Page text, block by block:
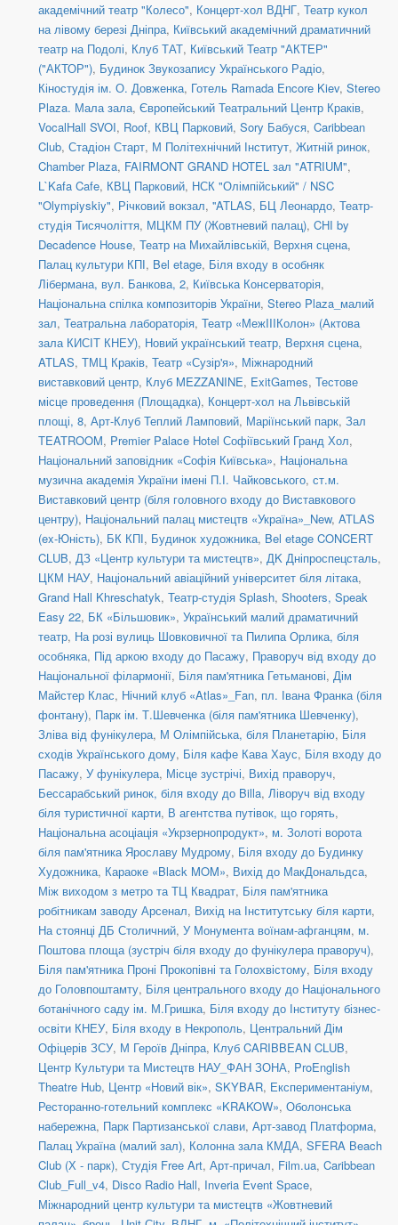
академічний театр "Колесо", Концерт-хол ВДНГ, Театр кукол
на лівому березі Дніпра, Київський академічний драматичний
театр на Подолі, Клуб ТАТ, Київський Театр "АКТЕР"
("АКТОР"), Будинок Звукозапису Українського Радіо,
Кіностудія ім. О. Довженка, Готель Ramada Encore Kiev, Stereo
Plaza. Мала зала, Європейський Театральний Центр Краків,
VocalHall SVOI, Roof, КВЦ Парковий, Sory Бабуся, Caribbean
Club, Стадіон Старт, М Політехнічний Інститут, Житній ринок,
Chamber Plaza, FAIRMONT GRAND HOTEL зал "ATRIUM",
L`Kafa Cafe, КВЦ Парковий, НСК "Олімпійський" / NSC
"Olympiyskiy", Річковий вокзал, ''ATLAS, БЦ Леонардо, Театр-
студія Тисячоліття, МЦКМ ПУ (Жовтневий палац), CHI by
Decadence House, Театр на Михайлівській, Верхня сцена,
Палац культури КПІ, Bel etage, Біля входу в особняк
Лібермана, вул. Банкова, 2, Київська Консерваторія,
Національна спілка композиторів України, Stereo Plaza_малий
зал, Театральна лабораторія, Театр «МежIIIКолон» (Актова
зала КИСІТ КНЕУ), Новий український театр, Верхня сцена,
ATLAS, ТМЦ Краків, Театр «Сузір'я», Міжнародний
виставковий центр, Клуб MEZZANINE, ExitGames, Тестове
місце проведення (Площадка), Концерт-хол на Львівській
площі, 8, Арт-Клуб Теплий Ламповий, Маріїнський парк, Зал
TEATROOM, Premier Palace Hotel Софіївський Гранд Хол,
Національний заповідник «Софія Київська», Національна
музична академія України імені П.І. Чайковського, ст.м.
Виставковий центр (біля головного входу до Виставкового
центру), Національний палац мистецтв «Україна»_New, ATLAS
(ex-Юність), БК КПІ, Будинок художника, Bel etage CONCERT
CLUB, ДЗ «Центр культури та мистецтв», ДK Дніпроспецсталь,
ЦКМ НАУ, Національний авіаційний університет біля літака,
Grand Hall Khreschatyk, Театр-студія Splash, Shooters, Speak
Easy 22, БК «Більшовик», Український малий драматичний
театр, На розі вулиць Шовковичної та Пилипа Орлика, біля
особняка, Під аркою входу до Пасажу, Праворуч від входу до
Національної філармонії, Біля пам'ятника Гетьманові, Дім
Майстер Клас, Нічний клуб «Atlas»_Fan, пл. Івана Франка (біля
фонтану), Парк ім. Т.Шевченка (біля пам'ятника Шевченку),
Зліва від фунікулера, М Олімпійська, біля Планетарію, Біля
сходів Українського дому, Біля кафе Кава Хаус, Біля входу до
Пасажу, У фунікулера, Місце зустрічі, Вихід праворуч,
Бессарабський ринок, біля входу до Billa, Ліворуч від входу
біля туристичної карти, В агентства путівок, що горять,
Національна асоціація «Укрзернопродукт», м. Золоті ворота
біля пам'ятника Ярославу Мудрому, Біля входу до Будинку
Художника, Караоке «Black MOM», Вихід до МакДональдса,
Між виходом з метро та ТЦ Квадрат, Біля пам'ятника
робітникам заводу Арсенал, Вихід на Інститутську біля карти,
На стоянці ДБ Столичний, У Монумента воїнам-афганцям, м.
Поштова площа (зустріч біля входу до фунікулера праворуч),
Біля пам'ятника Проні Прокопівні та Голохвістому, Біля входу
до Головпоштамту, Біля центрального входу до Національного
ботанічного саду ім. М.Гришка, Біля входу до Інституту бізнес-
освіти КНЕУ, Біля входу в Некрополь, Центральний Дім
Офіцерів ЗСУ, М Героїв Дніпра, Клуб CARIBBEAN CLUB,
Центр Культури та Мистецтв НАУ_ФАН ЗОНА, ProEnglish
Theatre Hub, Центр «Новий вік», SKYBAR, Експериментаніум,
Ресторанно-готельний комплекс «KRAKOW», Оболонська
набережна, Парк Партизанської слави, Арт-завод Платформа,
Палац Україна (малий зал), Колонна зала КМДА, SFERA Beach
Club (Х - парк), Студія Free Art, Арт-причал, Film.ua, Caribbean
Club_Full_v4, Disco Radio Hall, Inveria Event Space,
Міжнародний центр культури та мистецтв «Жовтневий